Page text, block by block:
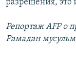
разрешения, это
​Репортаж ​AFP о
Рамадан